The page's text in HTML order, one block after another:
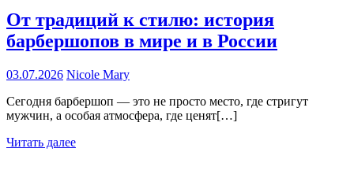
От традиций к стилю: история
барбершопов в мире и в России
03.07.2026 Nicole Mary
Сегодня барбершоп — это не просто место, где стригут
мужчин, а особая атмосфера, где ценят[…]
Читать далее